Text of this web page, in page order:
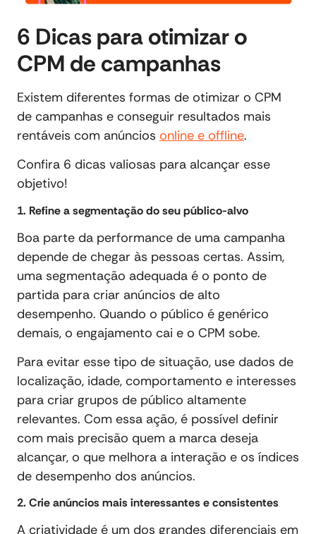
6 Dicas para otimizar o
CPM de campanhas
Existem diferentes formas de otimizar o CPM
de campanhas e conseguir resultados mais
rentáveis com anúncios online e offline.
Confira 6 dicas valiosas para alcançar esse
objetivo!
1. Refine a segmentação do seu público-alvo
Boa parte da performance de uma campanha
depende de chegar às pessoas certas. Assim,
uma segmentação adequada é o ponto de
partida para criar anúncios de alto
desempenho. Quando o público é genérico
demais, o engajamento cai e o CPM sobe.
Para evitar esse tipo de situação, use dados de
localização, idade, comportamento e interesses
para criar grupos de público altamente
relevantes. Com essa ação, é possível definir
com mais precisão quem a marca deseja
alcançar, o que melhora a interação e os índices
de desempenho dos anúncios.
2. Crie anúncios mais interessantes e consistentes
A criatividade é um dos grandes diferenciais em